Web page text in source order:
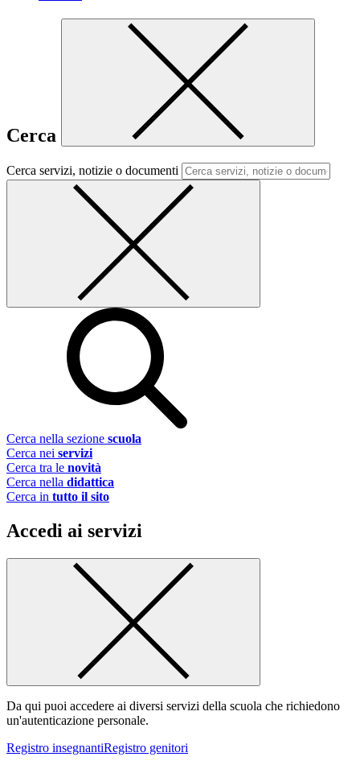
Cerca
Cerca servizi, notizie o documenti
Cerca nella sezione scuola
Cerca nei servizi
Cerca tra le novità
Cerca nella didattica
Cerca in tutto il sito
Accedi ai servizi
Da qui puoi accedere ai diversi servizi della scuola che richiedono
un'autenticazione personale.
Registro insegnantiRegistro genitori